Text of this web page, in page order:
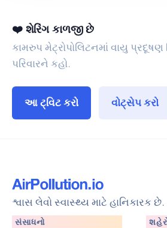
❤️ શેરિંગ કાળજી છે
કામરુપ મેટ્રોપોલિટનમાં વાયુ પ્રદૂષણ
પરિવારને કહો.
આ ટ્વિટ કરો વોટ્સેપ કરો
શ્વાસ લેવો સ્વાસ્થ્ય માટે હાનિકારક છે.
સંસાધનો